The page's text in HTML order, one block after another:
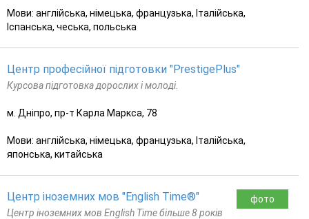
Мови: англійська, німецька, французька, Італійська,
Іспанська, чеська, польська
Центр професійної підготовки "PrestigePlus"
Курсова підготовка дорослих і молоді.
м. Дніпро, пр-т Карла Маркса, 78
Мови: англійська, німецька, французька, Італійська,
японська, китайська
фото
Центр іноземних мов "English Time®"
Центр іноземних мов English Time більше 8 років